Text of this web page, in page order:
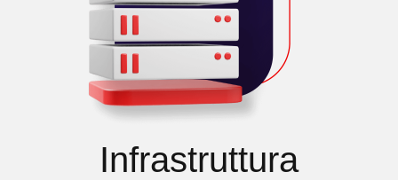
Infrastruttura